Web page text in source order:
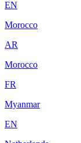
EN
Morocco
AR
Morocco
FR
Myanmar
EN